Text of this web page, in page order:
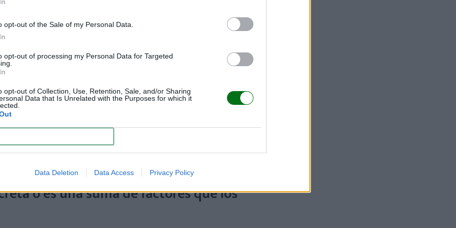
opt-out of the Sale of my Personal Data.
opt-out of processing my Personal Data for Targeted
opt-out of Collection, Use, Retention, Sale, and/or Sharing
Data that Is Unrelated with the Purposes for which it
Data Deletion Data Access Privacy Policy
darse en todos los niños por igual, ni todos los días. Pero
Suelen ser más frecuentes entre los 15 y 45 días, y suelen
espontánea.
el bebé se muestra normal, y come y actúa como si nada.Gana
de los padres para identificar si se trata, en efecto, de un cólico o
o es una suma de factores que los